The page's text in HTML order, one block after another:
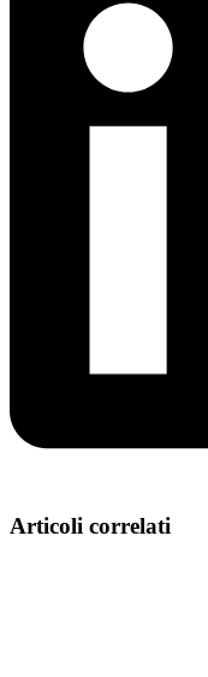
Articoli correlati